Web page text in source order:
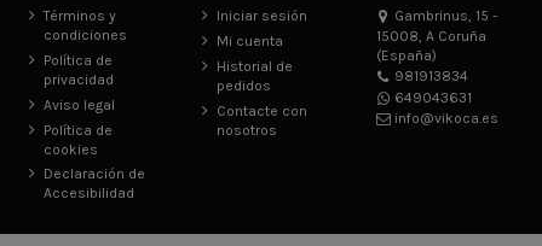
Términos y
condiciones
Política de
privacidad
Aviso legal
Política de
cookies
Declaración de
Accesibilidad
Iniciar sesión
Mi cuenta
Historial de
pedidos
Contacte con
nosotros
Gambrinus, 15 -
15008, A Coruña
(España)
981913834
649043631
info@vikoca.es